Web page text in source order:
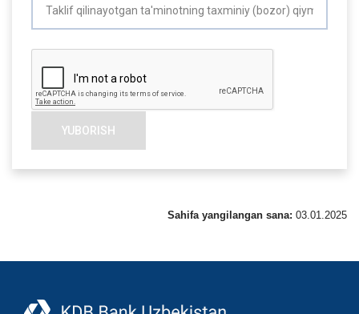
YUBORISH
Sahifa yangilangan sana: 03.01.2025